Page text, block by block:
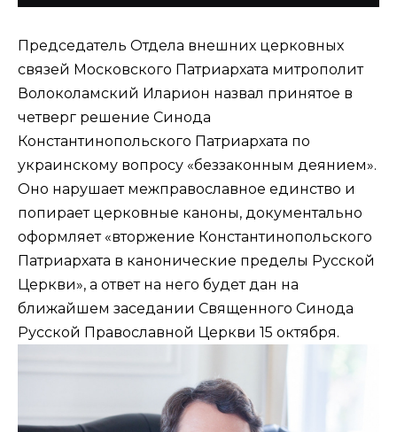
Председатель Отдела внешних церковных
связей Московского Патриархата митрополит
Волоколамский Иларион назвал принятое в
четверг решение Синода
Константинопольского Патриархата по
украинскому вопросу «беззаконным деянием».
Оно нарушает межправославное единство и
попирает церковные каноны, документально
оформляет «вторжение Константинопольского
Патриархата в канонические пределы Русской
Церкви», а ответ на него будет дан на
ближайшем заседании Священного Синода
Русской Православной Церкви 15 октября.